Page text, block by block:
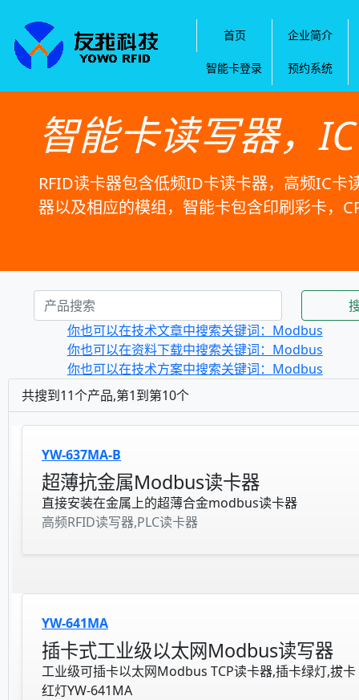
首页 企业简介
智能卡登录 预约系统
智能卡读写器，
RFID读卡器包含低频ID卡读卡器，高频IC卡
器以及相应的模组，智能卡包含印刷彩卡，
你也可以在技术文章中搜索关键词：Modbus
你也可以在资料下载中搜索关键词：Modbus
你也可以在技术方案中搜索关键词：Modbus
共搜到11个产品,第1到第10个
YW-637MA-B
超薄抗金属Modbus读卡器
直接安装在金属上的超薄合金modbus读卡器
高频RFID读写器,PLC读卡器
YW-641MA
插卡式工业级以太网Modbus读写器
工业级可插卡以太网Modbus TCP读卡器,插卡绿灯,拔卡
红灯YW-641MA